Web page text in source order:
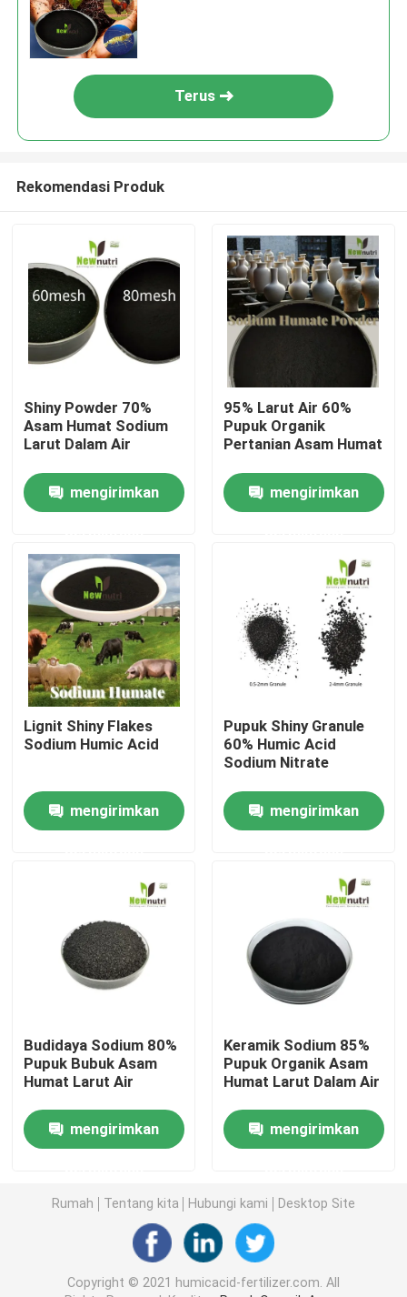
Rumah
Tentang kita
Kontak
Pupuk Organik Asam Humat
Pupuk Organik Asam Amino
Pupuk Organik Nitrogen
Pupuk Serbuk Ekstrak Rumput Laut
Bubuk Asam Fulvic
Asam Sodium Humat
Serbuk Asam Amino Senyawa
Pupuk Asam Humat
Asam Kalium Fulvat
Pupuk Asam Amino
Bubuk Asam Humat Larut
Terus
Rekomendasi Produk
Shiny Powder 70%
Asam Humat Sodium
Larut Dalam Air
mengirimkan
95% Larut Air 60%
Pupuk Organik
Pertanian Asam Humat
mengirimkan
Lignit Shiny Flakes
Sodium Humic Acid
mengirimkan
Pupuk Shiny Granule
60% Humic Acid
Sodium Nitrate
mengirimkan
Budidaya Sodium 80%
Pupuk Bubuk Asam
Humat Larut Air
mengirimkan
Keramik Sodium 85%
Pupuk Organik Asam
Humat Larut Dalam Air
mengirimkan
Rumah Tentang kita Hubungi kami Desktop Site
Copyright © 2021 humicacid-fertilizer.com. All